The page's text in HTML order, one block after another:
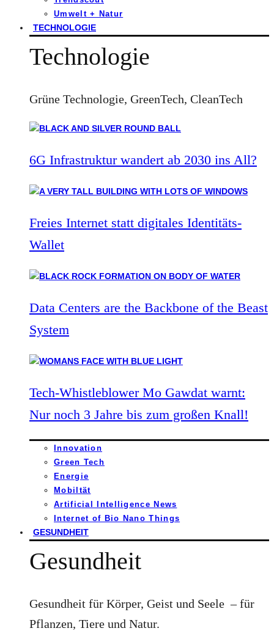
Umwelt + Natur
TECHNOLOGIE
Technologie
Grüne Technologie, GreenTech, CleanTech
6G Infrastruktur wandert ab 2030 ins All?
Freies Internet statt digitales Identitäts-
Wallet
Data Centers are the Backbone of the Beast
System
Tech-Whistleblower Mo Gawdat warnt:
Nur noch 3 Jahre bis zum großen Knall!
Innovation
Green Tech
Energie
Mobiltät
Artificial Intelligence News
Internet of Bio Nano Things
GESUNDHEIT
Gesundheit
Gesundheit für Körper, Geist und Seele – für
Pflanzen, Tiere und Natur.